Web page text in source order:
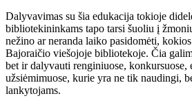
Dalyvavimas su šia edukacija tokioje
bibliotekininkams tapo tarsi šuoliu į
nežino ar neranda laiko pasidomėti,
Bajoraičio viešojoje bibliotekoje. Čia
bet ir dalyvauti renginiuose, konkursuose,
užsiėmimuose, kurie yra ne tik naudingi,
lankytojams.